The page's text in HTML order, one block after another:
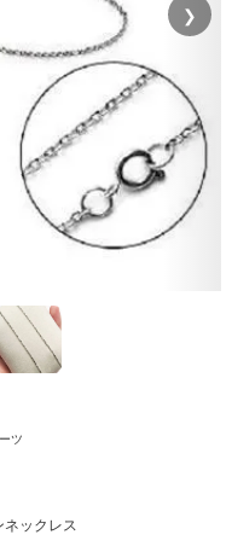
❯
ツ
ネックレス